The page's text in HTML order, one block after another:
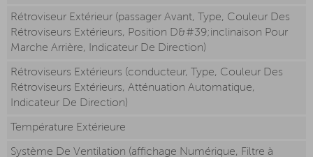
Rétroviseur Extérieur (passager Avant, Type, Couleur Des
Rétroviseurs Extérieurs, Position D&#39;inclinaison Pour
Marche Arrière, Indicateur De Direction)
Rétroviseurs Extérieurs (conducteur, Type, Couleur Des
Rétroviseurs Extérieurs, Atténuation Automatique,
Indicateur De Direction)
Température Extérieure
Système De Ventilation (affichage Numérique, Filtre à